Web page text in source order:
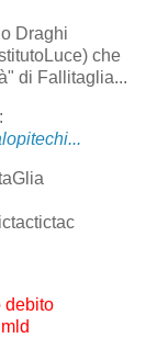
Draghi
che
di Fallitaglia...
debito